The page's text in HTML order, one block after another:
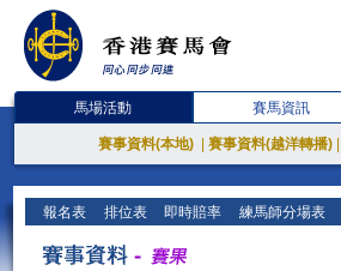
馬場活動 賽馬資訊
賽事資料(本地) 賽事資料(越洋轉播)
報名表 排位表 即時賠率 練馬師分場表